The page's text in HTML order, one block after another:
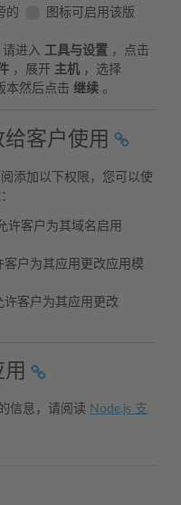
的
图标可启用该版
进入 工具与设置 ，点击
，展开 主机 ，选择
本然后点击 继续 。
客户使用
添加以下权限，您可以使
许客户为其域名启用
客户为其应用更改应用模
许客户为其应用更改
信息，请阅读 Node.js 支